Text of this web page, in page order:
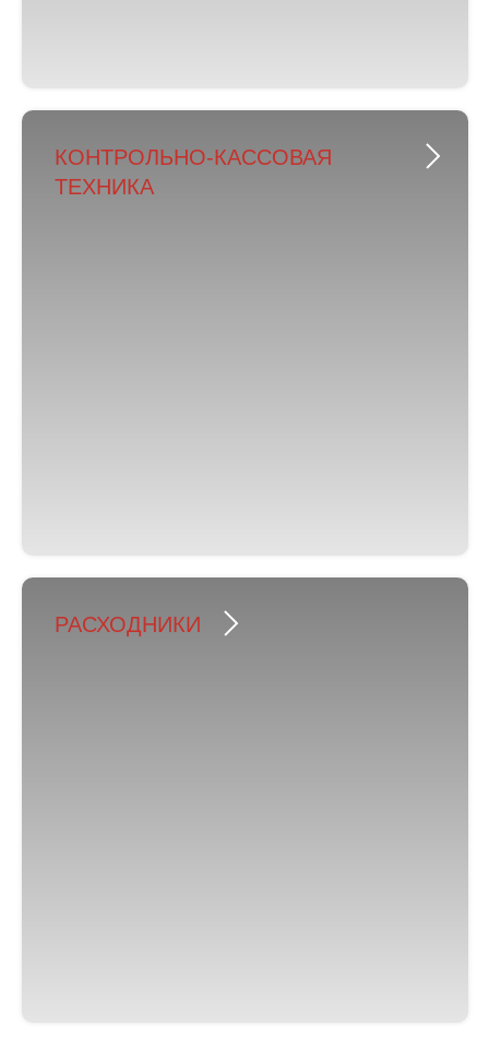
КОНТРОЛЬНО-КАССОВАЯ
ТЕХНИКА
РАСХОДНИКИ